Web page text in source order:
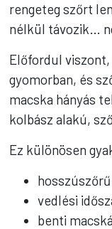
rengeteg szőrt
nélkül távozik…
Előfordul viszont,
gyomorban, és
macska hányás
kolbász alakú,
Ez különösen
vedlési
benti